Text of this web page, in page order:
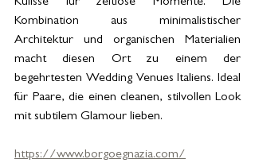
Kulisse für zeitlose Momente. Die
Kombination aus minimalistischer
Architektur und organischen Materialien
macht diesen Ort zu einem der
begehrtesten Wedding Venues Italiens. Ideal
für Paare, die einen cleanen, stilvollen Look
mit subtilem Glamour lieben.
https://www.borgoegnazia.com/